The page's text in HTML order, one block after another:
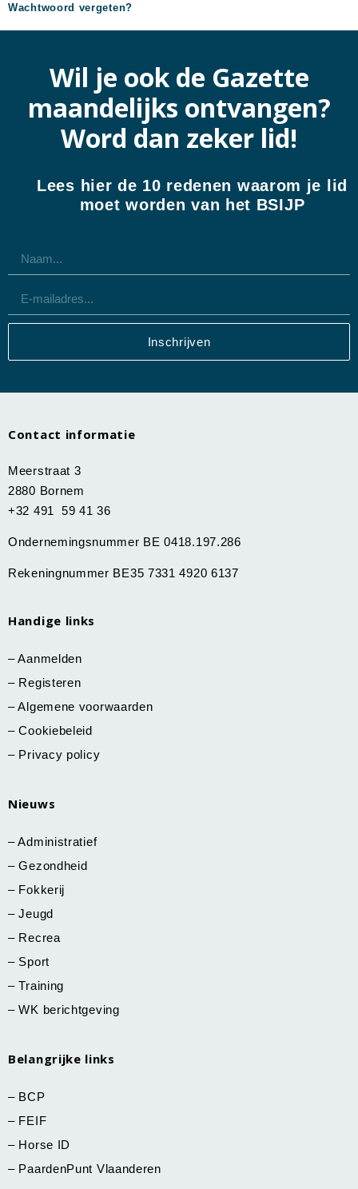
Wachtwoord vergeten?
Wil je ook de Gazette
maandelijks ontvangen?
Word dan zeker lid!
Lees hier de 10 redenen waarom je lid
moet worden van het BSIJP
Inschrijven
Contact informatie
Meerstraat 3
2880 Bornem
+32 491 59 41 36
Ondernemingsnummer BE 0418.197.286
Rekeningnummer BE35 7331 4920 6137
Handige links
–Aanmelden
– Registeren
–Algemene voorwaarden
–Cookiebeleid
– Privacy policy
Nieuws
–Administratief
–Gezondheid
– Fokkerij
–Jeugd
– Recrea
– Sport
–Training
–WK berichtgeving
Belangrijke links
– BCP
– FEIF
–Horse ID
– PaardenPunt Vlaanderen